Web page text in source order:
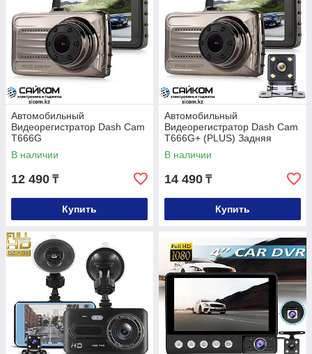
Автомобильный
Видеорегистратор Dash Cam
T666G
В наличии
12 490 ₸
Купить
Автомобильный
Видеорегистратор Dash Cam
T666G+ (PLUS) Задняя
Камера
В наличии
14 490 ₸
Купить